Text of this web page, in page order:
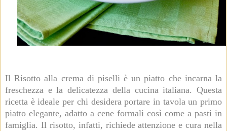
Il Risotto alla crema di piselli è un piatto che incarna la
freschezza e la delicatezza della cucina italiana. Questa
ricetta è ideale per chi desidera portare in tavola un primo
piatto elegante, adatto a cene formali così come a pasti in
famiglia. Il risotto, infatti, richiede attenzione e cura nella